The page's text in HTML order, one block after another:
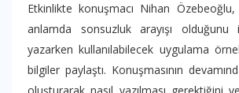
Etkinlikte konuşmacı Nihan
anlamda sonsuzluk arayışı
yazarken kullanılabilecek uygulama
bilgiler paylaştı. Konuşmasının